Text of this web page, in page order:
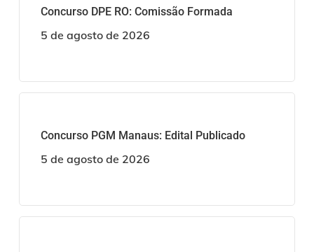
Concurso DPE RO: Comissão Formada
5 de agosto de 2026
Concurso PGM Manaus: Edital Publicado
5 de agosto de 2026